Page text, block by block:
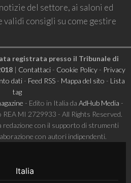
del settore, ai saloni ed
validi consigli su come gestire
registrata presso il Tribunale di
| Contattaci- Cookie Policy- Privacy
dati- Feed RSS- Mappa del sito - Lista
tag
- Edito in Italia da AdHub Media -
MI 2729933 - All Rights Reserved.
con il supporto di strumenti
con autori indipendenti.
Italia